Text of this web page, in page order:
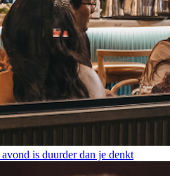
is duurder dan je denkt